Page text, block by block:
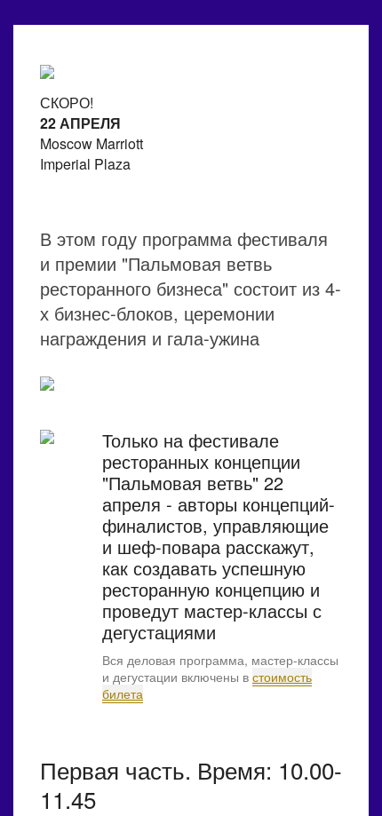
СКОРО!
22 АПРЕЛЯ
Moscow Marriott
Imperial Plaza
В этом году программа фестиваля
и премии "Пальмовая ветвь
ресторанного бизнеса" состоит из 4-
х бизнес-блоков, церемонии
награждения и гала-ужина
Только на фестивале
ресторанных концепции
"Пальмовая ветвь" 22
апреля - авторы концепций-
финалистов, управляющие
и шеф-повара расскажут,
как создавать успешную
ресторанную концепцию и
проведут мастер-классы с
дегустациями
Вся деловая программа, мастер-классы
и дегустации включены в стоимость
билета
Первая часть. Время: 10.00-
11.45